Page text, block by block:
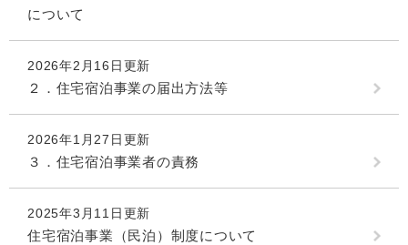
について
2026年2月16日更新
２．住宅宿泊事業の届出方法等
2026年1月27日更新
３．住宅宿泊事業者の責務
2025年3月11日更新
住宅宿泊事業（民泊）制度について